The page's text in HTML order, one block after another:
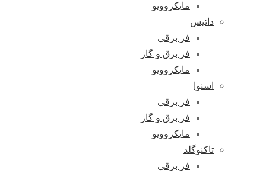
مایکروویو
داتیس
فر برقی
فر برق و گاز
مایکروویو
اسنوا
فر برقی
فر برق و گاز
مایکروویو
تاکنوگلد
فر برقی